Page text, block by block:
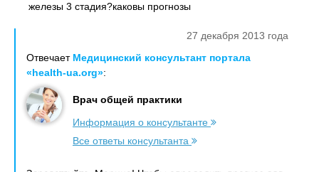
железы 3 стадия?каковы прогнозы
27 декабря 2013 года
Отвечает Медицинский консультант портала
«health-ua.org»:
Врач общей практики
Информация о консультанте
Все ответы консультанта